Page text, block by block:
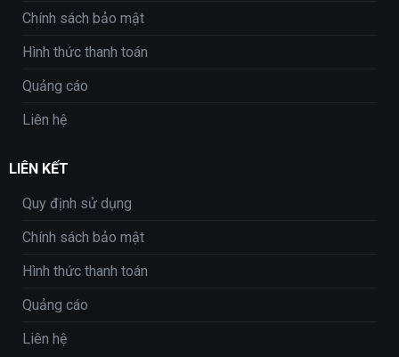
Chính sách bảo mật
Hình thức thanh toán
Quảng cáo
Liên hệ
LIÊN KẾT
Quy định sử dụng
Chính sách bảo mật
Hình thức thanh toán
Quảng cáo
Liên hệ